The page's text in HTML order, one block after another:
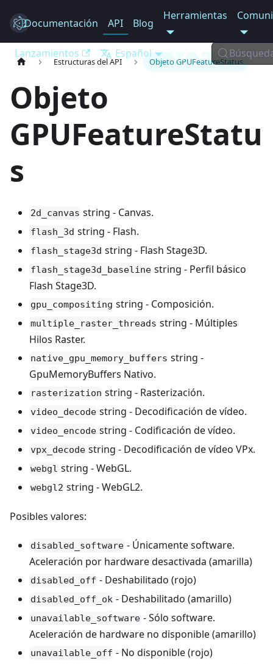
Electron
Documentación API Blog
Herramientas
Lanzamientos Español
Estructuras del API Objeto GPUFeatureStatus
Objeto
GPUFeatureStatu
s
2d_canvas string - Canvas.
flash_3d string - Flash.
flash_stage3d string - Flash Stage3D.
flash_stage3d_baseline string - Perfil básico
Flash Stage3D.
gpu_compositing string - Composición.
multiple_raster_threads string - Múltiples
Hilos Raster.
native_gpu_memory_buffers string -
GpuMemoryBuffers Nativo.
rasterization string - Rasterización.
video_decode string - Decodificación de vídeo.
video_encode string - Codificación de vídeo.
vpx_decode string - Decodificación de vídeo VPx.
webgl string - WebGL.
webgl2 string - WebGL2.
Posibles valores:
disabled_software - Únicamente software.
Aceleración por hardware desactivada (amarilla)
disabled_off - Deshabilitado (rojo)
disabled_off_ok - Deshabilitado (amarillo)
unavailable_software - Sólo software.
Aceleración de hardware no disponible (amarillo)
unavailable_off - No disponible (rojo)